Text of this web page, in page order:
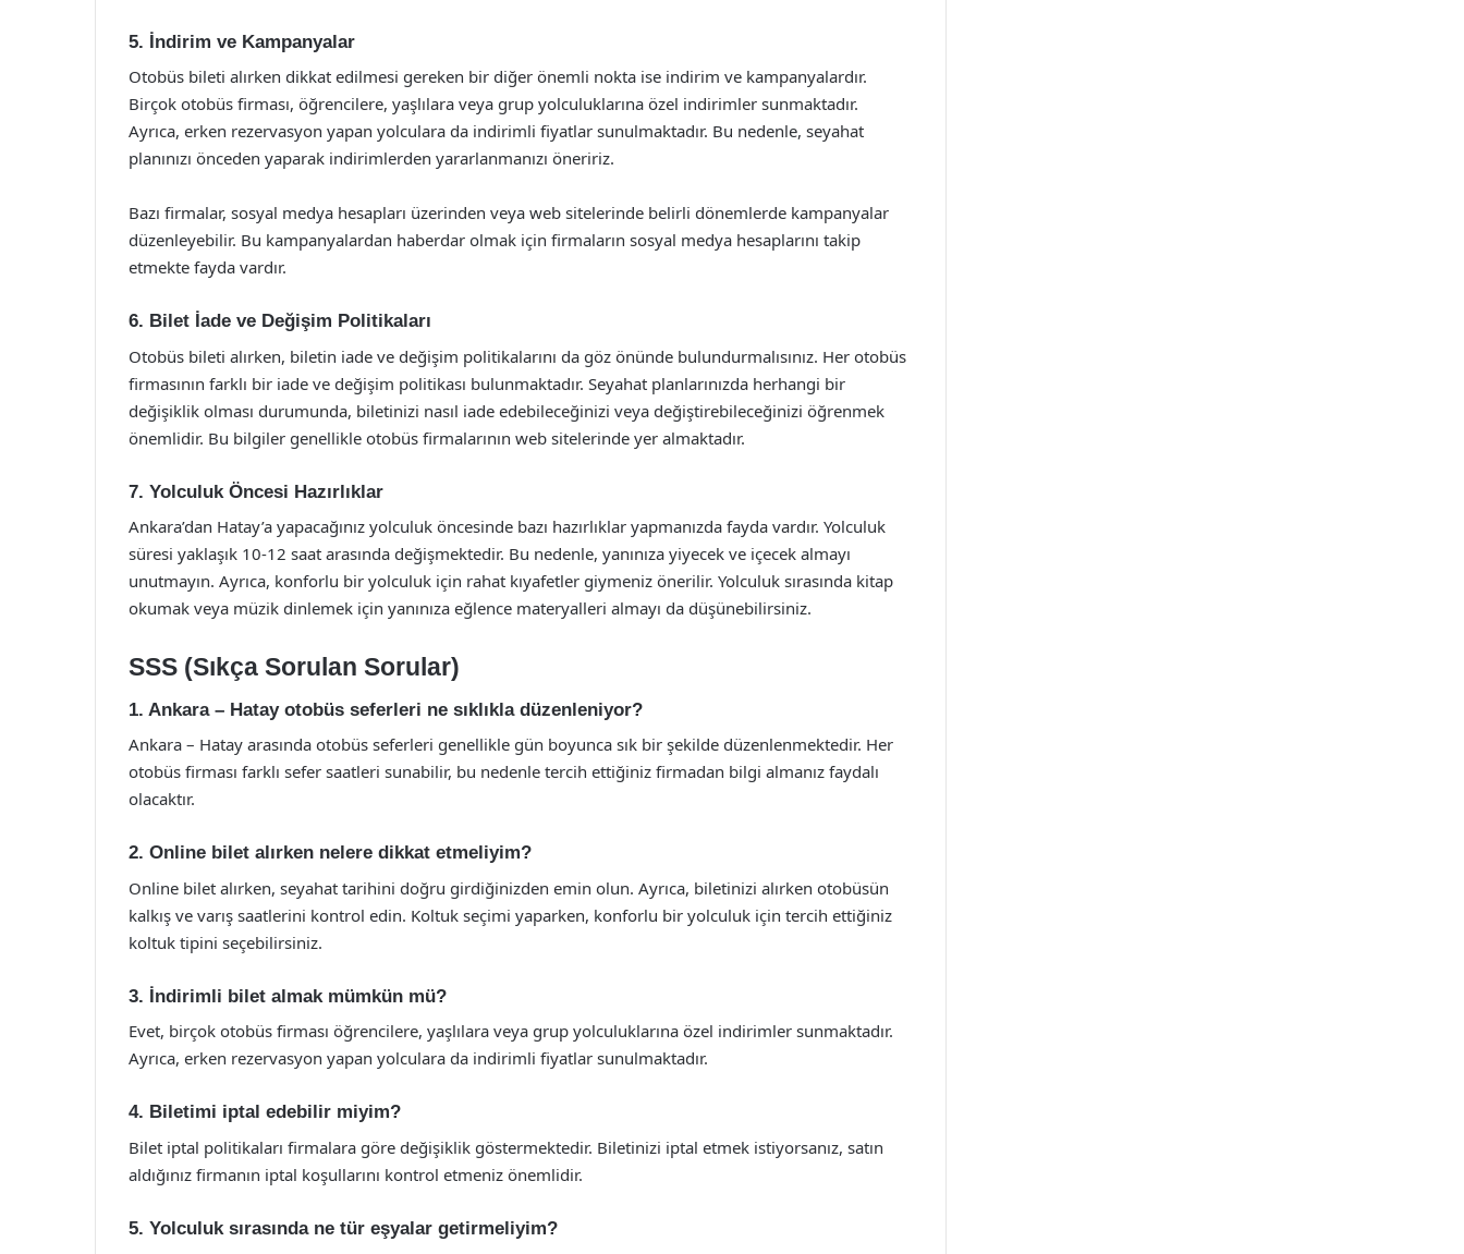
5. İndirim ve Kampanyalar
Otobüs bileti alırken dikkat edilmesi gereken bir diğer önemli nokta ise indirim ve kampanyalardır.
Birçok otobüs firması, öğrencilere, yaşlılara veya grup yolculuklarına özel indirimler sunmaktadır.
Ayrıca, erken rezervasyon yapan yolculara da indirimli fiyatlar sunulmaktadır. Bu nedenle, seyahat
planınızı önceden yaparak indirimlerden yararlanmanızı öneririz.
Bazı firmalar, sosyal medya hesapları üzerinden veya web sitelerinde belirli dönemlerde kampanyalar
düzenleyebilir. Bu kampanyalardan haberdar olmak için firmaların sosyal medya hesaplarını takip
etmekte fayda vardır.
6. Bilet İade ve Değişim Politikaları
Otobüs bileti alırken, biletin iade ve değişim politikalarını da göz önünde bulundurmalısınız. Her otobüs
firmasının farklı bir iade ve değişim politikası bulunmaktadır. Seyahat planlarınızda herhangi bir
değişiklik olması durumunda, biletinizi nasıl iade edebileceğinizi veya değiştirebileceğinizi öğrenmek
önemlidir. Bu bilgiler genellikle otobüs firmalarının web sitelerinde yer almaktadır.
7. Yolculuk Öncesi Hazırlıklar
Ankara’dan Hatay’a yapacağınız yolculuk öncesinde bazı hazırlıklar yapmanızda fayda vardır. Yolculuk
süresi yaklaşık 10-12 saat arasında değişmektedir. Bu nedenle, yanınıza yiyecek ve içecek almayı
unutmayın. Ayrıca, konforlu bir yolculuk için rahat kıyafetler giymeniz önerilir. Yolculuk sırasında kitap
okumak veya müzik dinlemek için yanınıza eğlence materyalleri almayı da düşünebilirsiniz.
SSS (Sıkça Sorulan Sorular)
1. Ankara – Hatay otobüs seferleri ne sıklıkla düzenleniyor?
Ankara – Hatay arasında otobüs seferleri genellikle gün boyunca sık bir şekilde düzenlenmektedir. Her
otobüs firması farklı sefer saatleri sunabilir, bu nedenle tercih ettiğiniz firmadan bilgi almanız faydalı
olacaktır.
2. Online bilet alırken nelere dikkat etmeliyim?
Online bilet alırken, seyahat tarihini doğru girdiğinizden emin olun. Ayrıca, biletinizi alırken otobüsün
kalkış ve varış saatlerini kontrol edin. Koltuk seçimi yaparken, konforlu bir yolculuk için tercih ettiğiniz
koltuk tipini seçebilirsiniz.
3. İndirimli bilet almak mümkün mü?
Evet, birçok otobüs firması öğrencilere, yaşlılara veya grup yolculuklarına özel indirimler sunmaktadır.
Ayrıca, erken rezervasyon yapan yolculara da indirimli fiyatlar sunulmaktadır.
4. Biletimi iptal edebilir miyim?
Bilet iptal politikaları firmalara göre değişiklik göstermektedir. Biletinizi iptal etmek istiyorsanız, satın
aldığınız firmanın iptal koşullarını kontrol etmeniz önemlidir.
5. Yolculuk sırasında ne tür eşyalar getirmeliyim?